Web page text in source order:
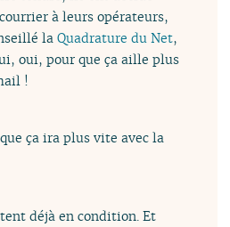
à leurs opérateurs,
laQuadrature du Net,
oui, pour que ça aille plus
!
ça ira plus vite avec la
déjà en condition. Et